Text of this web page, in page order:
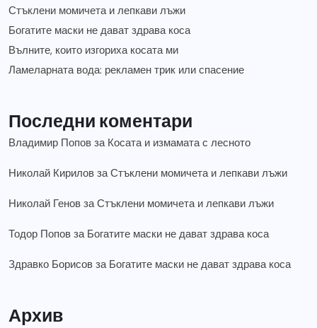
Стъклени момичета и лепкави лъжи
Богатите маски не дават здрава коса
Вълните, които изгориха косата ми
Ламеларната вода: рекламен трик или спасение
Последни коментари
Владимир Попов за Косата и измамата с лесното
Николай Кирилов заСтъклени момичета и лепкави лъжи
Николай Генов заСтъклени момичета и лепкави лъжи
Тодор Попов за Богатите маски не дават здрава коса
Здравко Борисов за Богатите маски не дават здрава коса
Архив